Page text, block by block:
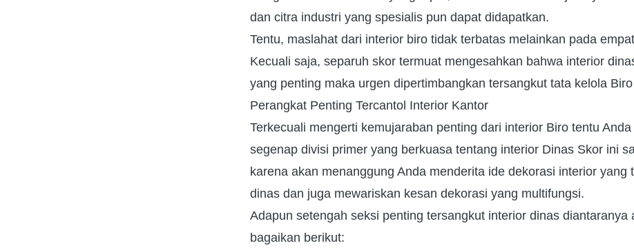
dan citra industri yang spesialis pun dapat didapatkan.
Tentu, maslahat dari interior biro tidak terbatas melainkan pada
Kecuali saja, separuh skor termuat mengesahkan bahwa interior
yang penting maka urgen dipertimbangkan tersangkut tata kelola Biro
Perangkat Penting Tercantol Interior Kantor
Terkecuali mengerti kemujaraban penting dari interior Biro tentu
segenap divisi primer yang berkuasa tentang interior Dinas Skor ini
karena akan menanggung Anda menderita ide dekorasi interior yang
dinas dan juga mewariskan kesan dekorasi yang multifungsi.
Adapun setengah seksi penting tersangkut interior dinas diantaranya
bagaikan berikut: